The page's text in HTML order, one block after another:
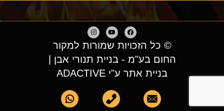
© כל הזכויות שמורות למקור
החום בע"מ - בניית תנורי אבן |
בניית אתר ע"י ADACTIVE